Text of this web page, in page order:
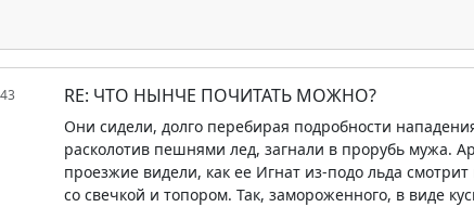
RE: ЧТО НЫНЧЕ ПОЧИТАТЬ МОЖНО?
Они сидели, долго перебирая подробности
расколотив пешнями лед, загнали в прорубь мужа.
проезжие видели, как ее Игнат из-подо льда
со свечкой и топором. Так, замороженного, в виде